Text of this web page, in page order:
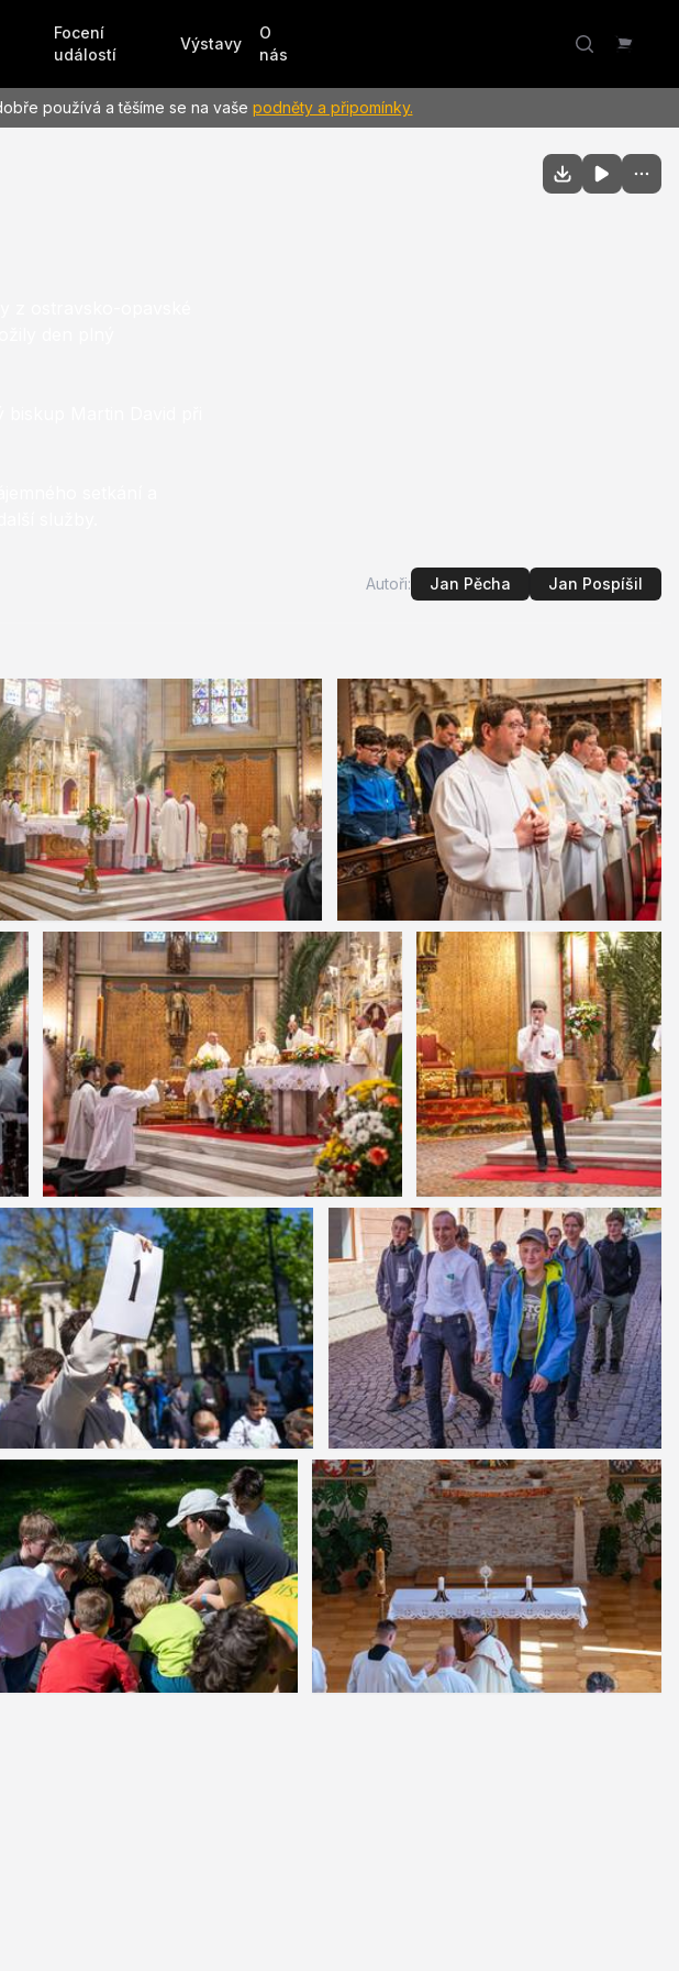
Focení
událostí
Výstavy
O
nás
používá a těšíme se na vaše podněty a připomínky.
Autoři: Jan Pěcha Jan Pospíšil